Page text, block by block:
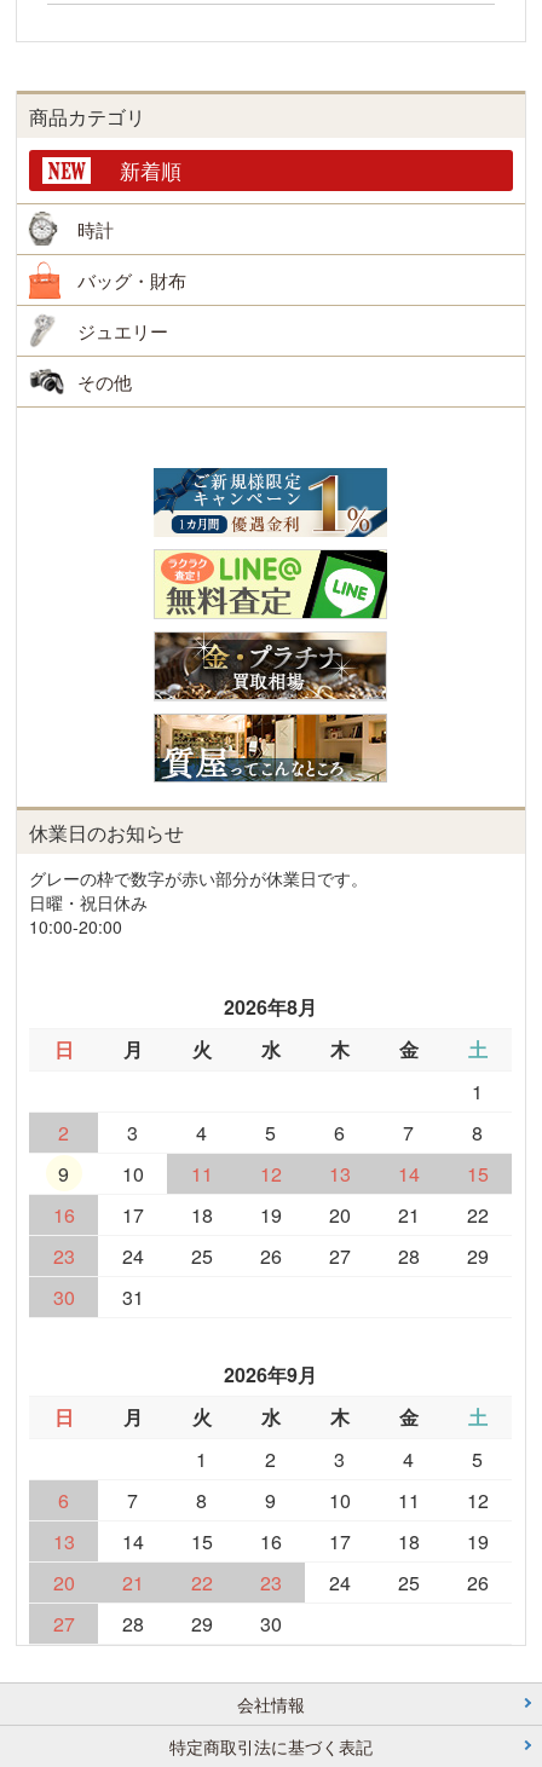
商品カテゴリ
新着順
時計
バッグ・財布
ジュエリー
その他
休業日のお知らせ
グレーの枠で数字が赤い部分が休業日です。
日曜・祝日休み
10:00-20:00
2026年8月
日
月 火 水 木 金
土
1
2
3 4 5 6 7
8
9
10 11 12 13 14
15
16
17 18 19 20 21
22
23
24 25 26 27 28
29
30
31
2026年9月
日
月 火 水 木 金
土
1
2 3 4
5
6
7 8 9 10 11
12
13
14 15 16 17 18
19
20
21 22 23 24 25
26
27
28 29 30
会社情報
特定商取引法に基づく表記